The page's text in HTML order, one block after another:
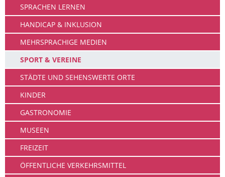
SPRACHEN LERNEN
HANDICAP & INKLUSION
MEHRSPRACHIGE MEDIEN
SPORT & VEREINE
STÄDTE UND SEHENSWERTE ORTE
KINDER
GASTRONOMIE
MUSEEN
FREIZEIT
ÖFFENTLICHE VERKEHRSMITTEL